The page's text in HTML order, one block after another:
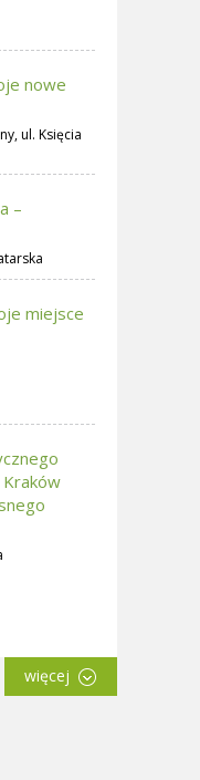
nowe
ul. Księcia
–
miejsce
więcej